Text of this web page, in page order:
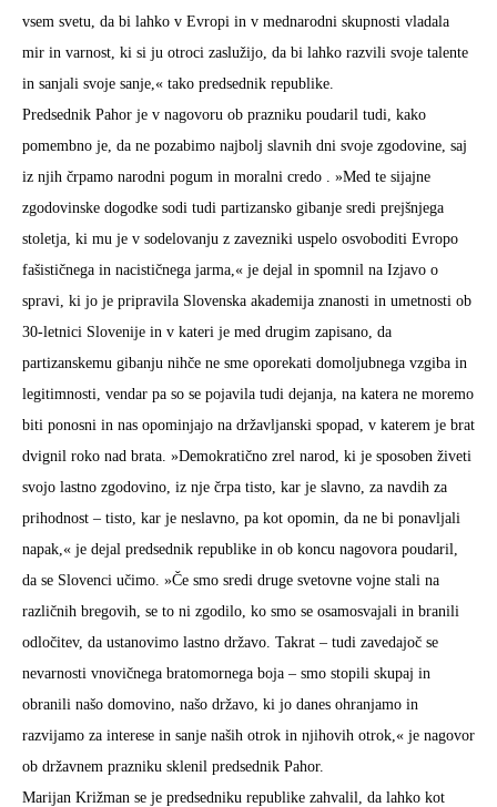
vsem svetu, da bi lahko v Evropi in v mednarodni skupnosti vladala
mir in varnost, ki si ju otroci zaslužijo, da bi lahko razvili svoje talente
in sanjali svoje sanje,« tako predsednik republike.
Predsednik Pahor je v nagovoru ob prazniku poudaril tudi, kako
pomembno je, da ne pozabimo najbolj slavnih dni svoje zgodovine, saj
iz njih črpamo narodni pogum in moralni credo . »Med te sijajne
zgodovinske dogodke sodi tudi partizansko gibanje sredi prejšnjega
stoletja, ki mu je v sodelovanju z zavezniki uspelo osvoboditi Evropo
fašističnega in nacističnega jarma,« je dejal in spomnil na Izjavo o
spravi, ki jo je pripravila Slovenska akademija znanosti in umetnosti ob
30-letnici Slovenije in v kateri je med drugim zapisano, da
partizanskemu gibanju nihče ne sme oporekati domoljubnega vzgiba in
legitimnosti, vendar pa so se pojavila tudi dejanja, na katera ne moremo
biti ponosni in nas opominjajo na državljanski spopad, v katerem je brat
dvignil roko nad brata. »Demokratično zrel narod, ki je sposoben živeti
svojo lastno zgodovino, iz nje črpa tisto, kar je slavno, za navdih za
prihodnost – tisto, kar je neslavno, pa kot opomin, da ne bi ponavljali
napak,« je dejal predsednik republike in ob koncu nagovora poudaril,
da se Slovenci učimo. »Če smo sredi druge svetovne vojne stali na
različnih bregovih, se to ni zgodilo, ko smo se osamosvajali in branili
odločitev, da ustanovimo lastno državo. Takrat – tudi zavedajoč se
nevarnosti vnovičnega bratomornega boja – smo stopili skupaj in
obranili našo domovino, našo državo, ki jo danes ohranjamo in
razvijamo za interese in sanje naših otrok in njihovih otrok,« je nagovor
ob državnem prazniku sklenil predsednik Pahor.
Marijan Križman se je predsedniku republike zahvalil, da lahko kot